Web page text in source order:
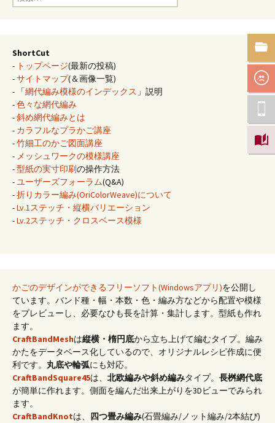
索:
ShortCut
- トップページ(最新の投稿)
-サイトマップ(＆画像一覧)
- 「網代編み模様のインデックス 」説明
-色々な網代編み
-斜め網代編みとは
- カラフルなプラかご講座
-竹細工のかご図面講座
- メッシュワークの模様講座
-型紙の実寸印刷の操作方法
-ユーザーズフォーラム(Q&A)
-折りカラー編み(OriColorWeave)について
-Lv.1ステッチ・縦横バリエーション
-Lv.2ステッチ・クロスベース模様
かごのデザインができるフリーソフト(Windowsアプリ)を公開し
ています。バンド種・幅・本数・色・編み方などから配置や模様
をプレビューし、必要なひも長を計算・集計します。型紙も作れ
ます。
CraftBandMeshは縦横・楕円底から立ち上げて編むタイプ。編み
かたをデータベース化しているので、オリジナルレシピ作成に便
利です。 丸底や輪弧にも対応。
CraftBandSquare45は、 北欧編みや斜め編みタイプ。 長桝網代底
が簡単に作れます。側面を編んだ出来上がりを3Dビューでみられ
ます。
CraftBandKnotは、 四つ畳み編み(石畳編み/ノット編み/2本結び)